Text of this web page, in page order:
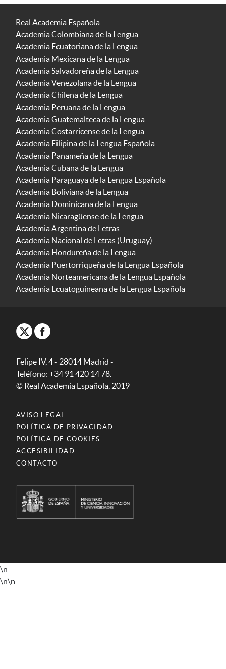
Real Academia Española
Academia Colombiana de la Lengua
Academia Ecuatoriana de la Lengua
Academia Mexicana de la Lengua
Academia Salvadoreña de la Lengua
Academia Venezolana de la Lengua
Academia Chilena de la Lengua
Academia Peruana de la Lengua
Academia Guatemalteca de la Lengua
Academia Costarricense de la Lengua
Academia Filipina de la Lengua Española
Academia Panameña de la Lengua
Academia Cubana de la Lengua
Academia Paraguaya de la Lengua Española
Academia Boliviana de la Lengua
Academia Dominicana de la Lengua
Academia Nicaragüense de la Lengua
Academia Argentina de Letras
Academia Nacional de Letras (Uruguay)
Academia Hondureña de la Lengua
Academia Puertorriqueña de la Lengua Española
Academia Norteamericana de la Lengua Española
Academia Ecuatoguineana de la Lengua Española
Felipe IV, 4 - 28014 Madrid -
Teléfono: +34 91 420 14 78.
© Real Academia Española, 2019
AVISO LEGAL
POLÍTICA DE PRIVACIDAD
POLÍTICA DE COOKIES
ACCESIBILIDAD
CONTACTO
\n
\n\n